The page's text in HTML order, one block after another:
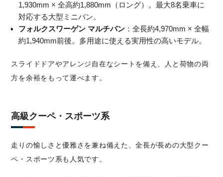
1,930mm × 全高約1,880mm（ロング）。最大8名乗車に
対応する大型ミニバン。
フォルクスワーゲン マルチバン ：全長約4,970mm × 全幅
約1,940mm前後。多用途に使える実用性の高いモデル。
スライドドアやアレンジ自在なシートを備え、人と荷物の両
方を余裕をもって運べます。
高級クーペ・スポーツ系
走りの愉しさと優雅さを兼ね備えた、全長が長めの大型クー
ペ・スポーツ系も人気です。